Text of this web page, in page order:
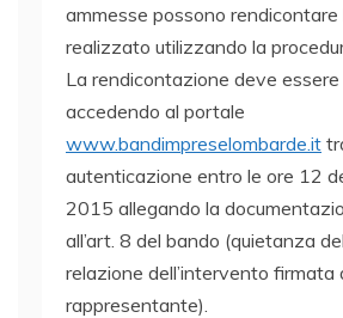
ammesse possono rendicontare
realizzato utilizzando la
La rendicontazione deve
accedendo al portale
www.bandimpreselombarde.it
autenticazione entro le ore 12
2015 allegando la
all’art. 8 del bando (quietanza
relazione dell’intervento firmata
rappresentante).